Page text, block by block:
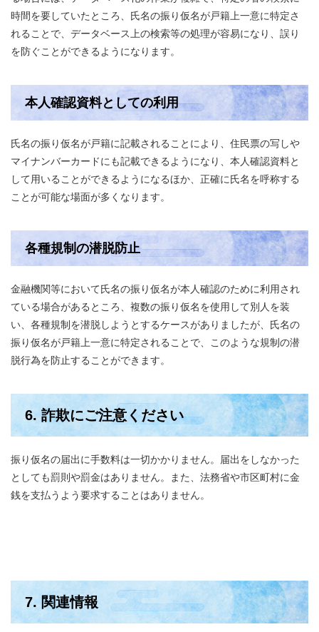
時間を要していたところ、氏名の振り仮名が戸籍上一意に特定さ
れることで、データベース上の検索等の処理が容易になり、誤り
を防ぐことができるようになります。
本人確認資料としての利用
氏名の振り仮名が戸籍に記載されることにより、住民票の写しや
マイナンバーカードにも記載できるようになり、本人確認資料と
して用いることができるようになるほか、正確に氏名を呼称する
ことが可能な場面が多くなります。
各種規制の潜脱防止
金融機関等において氏名の振り仮名が本人確認のために利用され
ている場合があるところ、複数の振り仮名を使用して別人を装
い、各種規制を潜脱しようとするケースがありましたが、氏名の
振り仮名が戸籍上一意に特定されることで、このような規制の潜
脱行為を防止することができます。
6. 詐欺にご注意ください
振り仮名の届出に手数料は一切かかりません。届出をしなかった
としても罰則や罰金はありません。また、法務省や市区町村に金
銭を支払うよう要求することはありません。
7. 関連情報